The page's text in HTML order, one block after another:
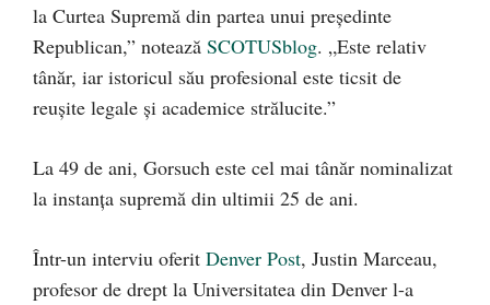
la Curtea Supremă din partea unui președinte
Republican,” notează SCOTUSblog. „Este relativ
tânăr, iar istoricul său profesional este ticsit de
reușite legale și academice strălucite.”
La 49 de ani, Gorsuch este cel mai tânăr nominalizat
la instanța supremă din ultimii 25 de ani.
Într-un interviu oferit Denver Post, Justin Marceau,
profesor de drept la Universitatea din Denver l-a